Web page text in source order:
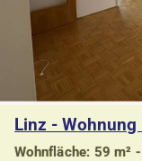
Linz - Wohnung
Wohnfläche: 59 m²